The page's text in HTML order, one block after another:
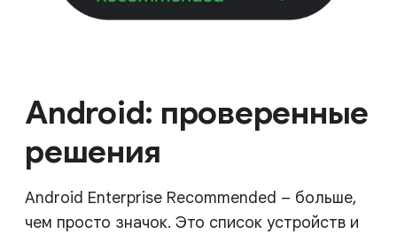
Android: проверенные
решения
Android Enterprise Recommended – больше,
чем просто значок. Это список устройств и